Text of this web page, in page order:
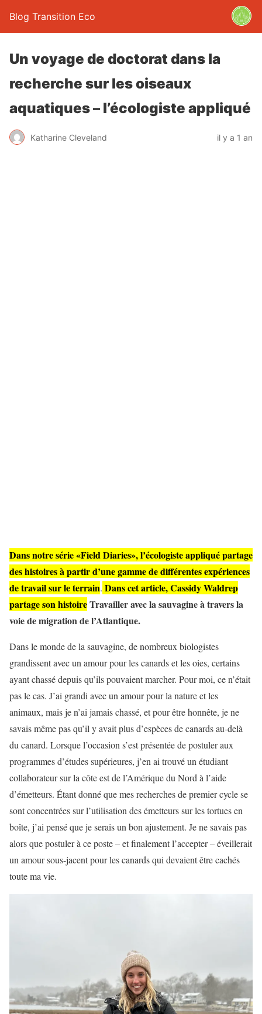
Blog Transition Eco
Un voyage de doctorat dans la
recherche sur les oiseaux
aquatiques – l’écologiste appliqué
Katharine Cleveland il y a 1 an
Dans notre série «Field Diaries», l’écologiste appliqué partage
des histoires à partir d’une gamme de différentes expériences
de travail sur le terrain. Dans cet article, Cassidy Waldrep
partage son histoireTravailler avec la sauvagine à travers la
voie de migration de l’Atlantique.
Dans le monde de la sauvagine, de nombreux biologistes
grandissent avec un amour pour les canards et les oies, certains
ayant chassé depuis qu’ils pouvaient marcher. Pour moi, ce n’était
pas le cas. J’ai grandi avec un amour pour la nature et les
animaux, mais je n’ai jamais chassé, et pour être honnête, je ne
savais même pas qu’il y avait plus d’espèces de canards au-delà
du canard. Lorsque l’occasion s’est présentée de postuler aux
programmes d’études supérieures, j’en ai trouvé un étudiant
collaborateur sur la côte est de l’Amérique du Nord à l’aide
d’émetteurs. Étant donné que mes recherches de premier cycle se
sont concentrées sur l’utilisation des émetteurs sur les tortues en
boîte, j’ai pensé que je serais un bon ajustement. Je ne savais pas
alors que postuler à ce poste – et finalement l’accepter – éveillerait
un amour sous-jacent pour les canards qui devaient être cachés
toute ma vie.